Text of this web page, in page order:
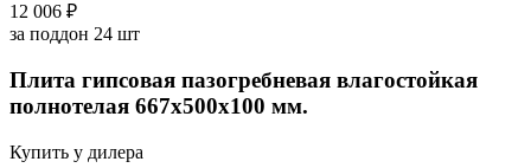
12 006 ₽
за поддон 24 шт
Плита гипсовая пазогребневая влагостойкая
полнотелая 667х500х100 мм.
Купить у дилера